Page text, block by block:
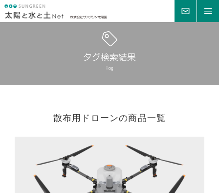
散布用ドローンの商品一覧